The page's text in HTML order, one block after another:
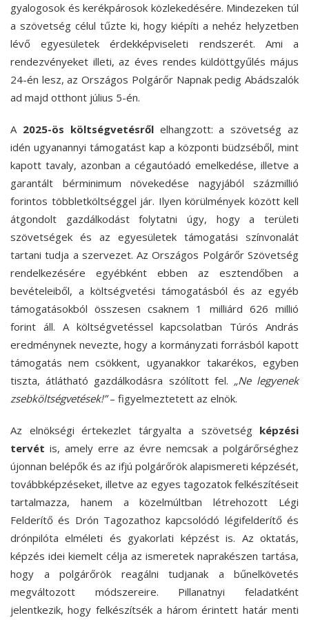
gyalogosok és kerékpárosok közlekedésére. Mindezeken túl
a szövetség célul tűzte ki, hogy kiépíti a nehéz helyzetben
lévő egyesületek érdekképviseleti rendszerét. Ami a
rendezvényeket illeti, az éves rendes küldöttgyűlés május
24-én lesz, az Országos Polgárőr Napnak pedig Abádszalók
ad majd otthont július 5-én.
A 2025-ös költségvetésrőlelhangzott: a szövetség az
idén ugyanannyi támogatást kap a központi büdzséből, mint
kapott tavaly, azonban a cégautóadó emelkedése, illetve a
garantált bérminimum növekedése nagyjából százmillió
forintos többletköltséggel jár. Ilyen körülmények között kell
átgondolt gazdálkodást folytatni úgy, hogy a területi
szövetségek és az egyesületek támogatási színvonalát
tartani tudja a szervezet. Az Országos Polgárőr Szövetség
rendelkezésére egyébként ebben az esztendőben a
bevételeiből, a költségvetési támogatásból és az egyéb
támogatásokból összesen csaknem 1 milliárd 626 millió
forint áll. A költségvetéssel kapcsolatban Túrós András
eredménynek nevezte, hogy a kormányzati forrásból kapott
támogatás nem csökkent, ugyanakkor takarékos, egyben
tiszta, átlátható gazdálkodásra szólított fel. „Ne legyenek
zsebköltségvetések!”– figyelmeztetett az elnök.
Az elnökségi értekezlet tárgyalta a szövetség képzési
tervét is, amely erre az évre nemcsak a polgárőrséghez
újonnan belépők és az ifjú polgárőrök alapismereti képzését,
továbbképzéseket, illetve az egyes tagozatok felkészítéseit
tartalmazza, hanem a közelmúltban létrehozott Légi
Felderítő és Drón Tagozathoz kapcsolódó légifelderítő és
drónpilóta elméleti és gyakorlati képzést is. Az oktatás,
képzés idei kiemelt célja az ismeretek naprakészen tartása,
hogy a polgárőrök reagálni tudjanak a bűnelkövetés
megváltozott módszereire. Pillanatnyi feladatként
jelentkezik, hogy felkészítsék a három érintett határ menti